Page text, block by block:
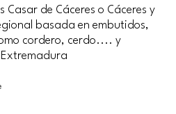
Casar de Cáceres o Cáceres y
basada en embutidos,
cordero, cerdo.... y